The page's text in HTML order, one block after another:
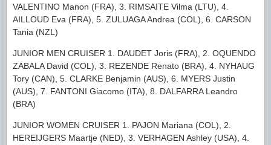
VALENTINO Manon (FRA), 3. RIMSAITE Vilma (LTU), 4.
AILLOUD Eva (FRA), 5. ZULUAGA Andrea (COL), 6. CARSON
Tania (NZL)
JUNIOR MEN CRUISER 1. DAUDET Joris (FRA), 2. OQUENDO
ZABALA David (COL), 3. REZENDE Renato (BRA), 4. NYHAUG
Tory (CAN), 5. CLARKE Benjamin (AUS), 6. MYERS Justin
(AUS), 7. FANTONI Giacomo (ITA), 8. DALFARRA Leandro
(BRA)
JUNIOR WOMEN CRUISER 1. PAJON Mariana (COL), 2.
HEREIJGERS Maartje (NED), 3. VERHAGEN Ashley (USA), 4.